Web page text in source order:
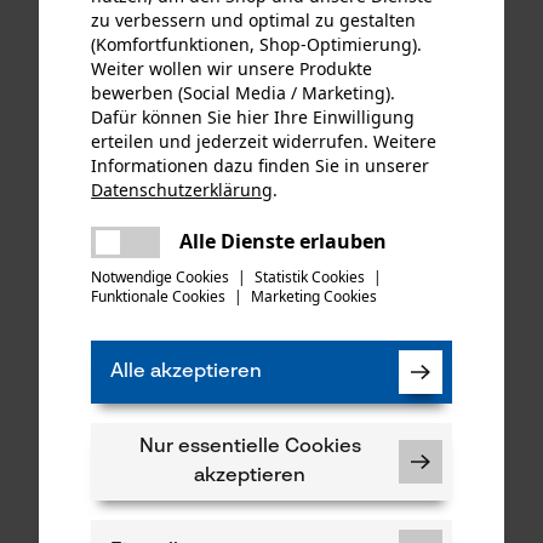
102,48 €* 48,90 €*
KOX Sägeketten Halbmeißel
KOX Sägeketten Hobby
3/8", 1.3 mm, 55 Tgl.
13,09 €*
zu verbessern und optimal zu gestalten
(Komfortfunktionen, Shop-Optimierung).
Weiter wollen wir unsere Produkte
bewerben (Social Media / Marketing).
Dafür können Sie hier Ihre Einwilligung
erteilen und jederzeit widerrufen. Weitere
Informationen dazu finden Sie in unserer
Datenschutzerklärung.
Alle Dienste erlauben
Notwendige Cookies | Statistik Cookies |
Funktionale Cookies | Marketing Cookies
Alle akzeptieren
Nur essentielle Cookies
akzeptieren
Es ist ein Fehler aufgetreten. Bitte
versuchen Sie es erneut.
mail